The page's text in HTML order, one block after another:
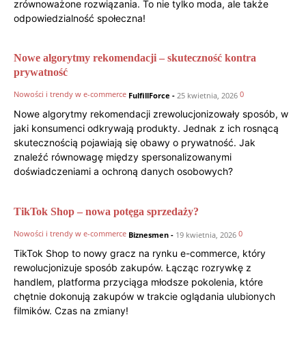
zrównoważone rozwiązania. To nie tylko moda, ale także
odpowiedzialność społeczna!
Nowe algorytmy rekomendacji – skuteczność kontra
prywatność
Nowości i trendy w e-commerce FulfillForce - 25 kwietnia, 2026 0
Nowe algorytmy rekomendacji zrewolucjonizowały sposób, w
jaki konsumenci odkrywają produkty. Jednak z ich rosnącą
skutecznością pojawiają się obawy o prywatność. Jak
znaleźć równowagę między spersonalizowanymi
doświadczeniami a ochroną danych osobowych?
TikTok Shop – nowa potęga sprzedaży?
Nowości i trendy w e-commerce Biznesmen - 19 kwietnia, 2026 0
TikTok Shop to nowy gracz na rynku e-commerce, który
rewolucjonizuje sposób zakupów. Łącząc rozrywkę z
handlem, platforma przyciąga młodsze pokolenia, które
chętnie dokonują zakupów w trakcie oglądania ulubionych
filmików. Czas na zmiany!